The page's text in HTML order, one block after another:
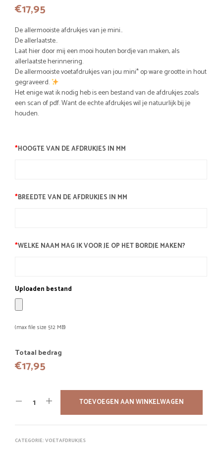
€17,95
De allermooiste afdrukjes van je mini..
De allerlaatste..
Laat hier door mij een mooi houten bordje van maken, als
allerlaatste herinnering.
De allermooiste voetafdrukjes van jou mini* op ware grootte in hout
gegraveerd.
Het enige wat ik nodig heb is een bestand van de afdrukjes zoals
een scan of pdf. Want de echte afdrukjes wil je natuurlijk bij je
houden.
*HOOGTE VAN DE AFDRUKJES IN MM
*BREEDTE VAN DE AFDRUKJES IN MM
*WELKE NAAM MAG IK VOOR JE OP HET BORDJE MAKEN?
Uploaden bestand
(max file size 512 MB)
Totaal bedrag
€17,95
TOEVOEGEN AAN WINKELWAGEN
CATEGORIE:VOETAFDRUKJES